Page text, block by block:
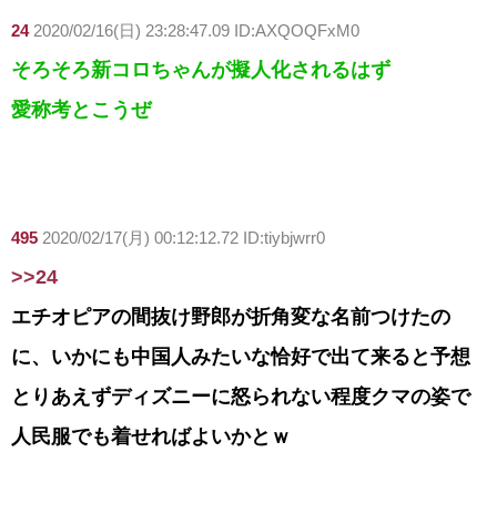
24 2020/02/16(日) 23:28:47.09 ID:AXQOQFxM0
そろそろ新コロちゃんが擬人化されるはず
愛称考とこうぜ
495 2020/02/17(月) 00:12:12.72 ID:tiybjwrr0
>>24
エチオピアの間抜け野郎が折角変な名前つけたの
に、いかにも中国人みたいな恰好で出て来ると予想
とりあえずディズニーに怒られない程度クマの姿で
人民服でも着せればよいかとｗ